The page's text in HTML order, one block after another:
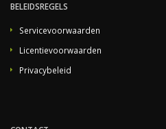
BELEIDSREGELS
Servicevoorwaarden
Licentievoorwaarden
Privacybeleid